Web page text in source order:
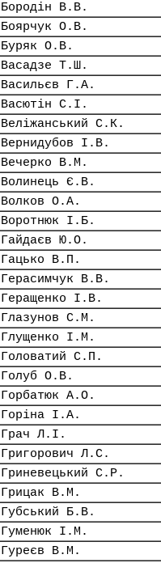
Бородін В.В.
Боярчук О.В.
Буряк О.В.
Васадзе Т.Ш.
Васильєв Г.А.
Васютін С.І.
Веліжанський С.К.
Вернидубов І.В.
Вечерко В.М.
Волинець Є.В.
Волков О.А.
Воротнюк І.Б.
Гайдаєв Ю.О.
Гацько В.П.
Герасимчук В.В.
Геращенко І.В.
Глазунов С.М.
Глущенко І.М.
Головатий С.П.
Голуб О.В.
Горбатюк А.О.
Горіна І.А.
Грач Л.І.
Григорович Л.С.
Гриневецький С.Р.
Грицак В.М.
Губський Б.В.
Гуменюк І.М.
Гуреєв В.М.